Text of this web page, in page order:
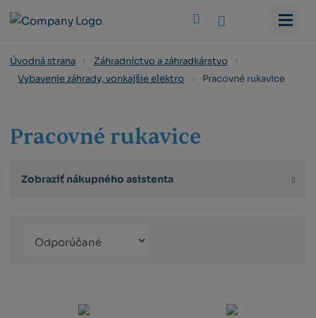
Úvodná strana
Záhradníctvo a záhradkárstvo
Vybavenie záhrady, vonkajšie elektro
Pracovné rukavice
Pracovné rukavice
Zobraziť nákupného asistenta
produktů